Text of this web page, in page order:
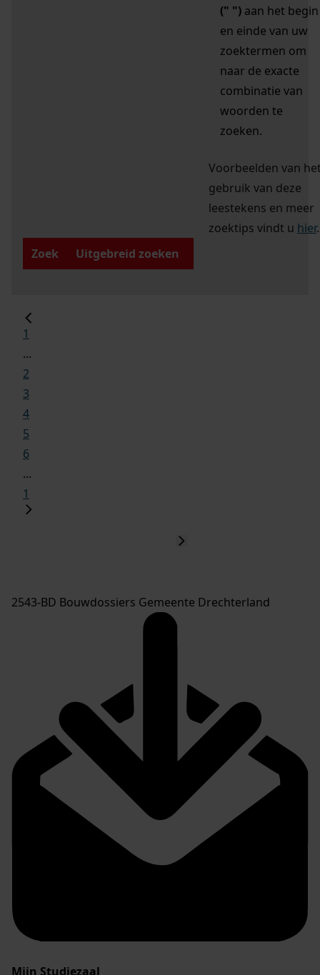
(" ") aan het begin
en einde van uw
zoektermen om
naar de exacte
combinatie van
woorden te
zoeken.
Voorbeelden van
gebruik van deze
leestekens en meer
zoektips vindt u hier.
Zoek
Uitgebreid zoeken
1
...
2
3
4
5
6
...
1
2543-BD Bouwdossiers Gemeente Drechterland
Mijn Studiezaal